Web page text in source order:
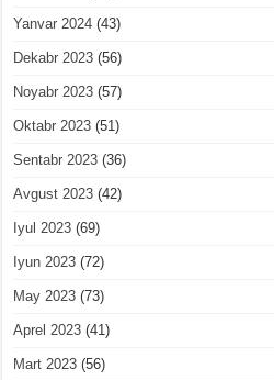
Yanvar 2024 (43)
Dekabr 2023 (56)
Noyabr 2023 (57)
Oktabr 2023 (51)
Sentabr 2023 (36)
Avgust 2023 (42)
Iyul 2023 (69)
Iyun 2023 (72)
May 2023 (73)
Aprel 2023 (41)
Mart 2023 (56)